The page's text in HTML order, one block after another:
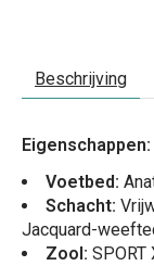
Beschrijving
Eigenschappen:
Voetbed:
Schacht:
Jacquard-
Zool: